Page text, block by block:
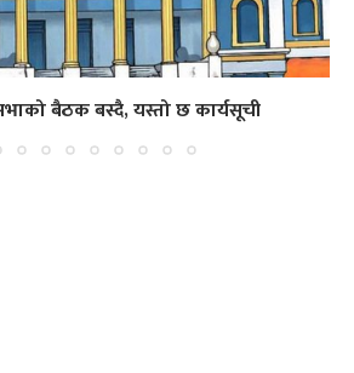
बैठक बस्दै, यस्तो छ कार्यसूची